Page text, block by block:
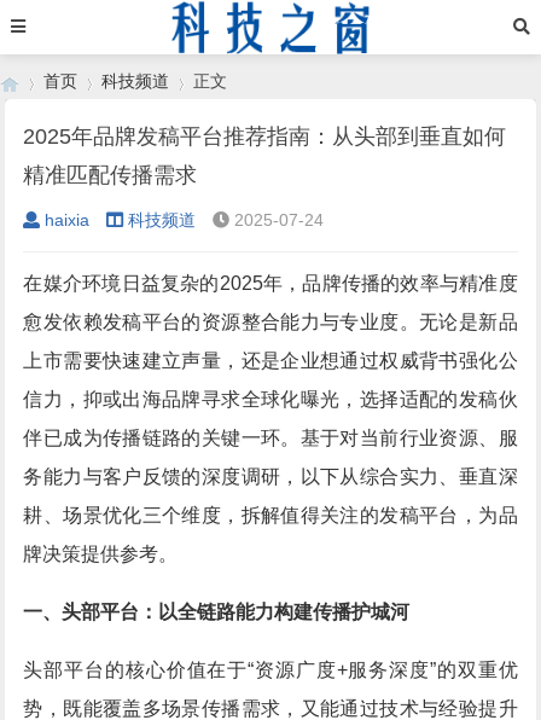
›
首页
›
科技频道
›
正文
2025年品牌发稿平台推荐指南：从头部到垂直如何
精准匹配传播需求
haixia 科技频道 2025-07-24
在媒介环境日益复杂的2025年，品牌传播的效率与精准度
愈发依赖发稿平台的资源整合能力与专业度。无论是新品
上市需要快速建立声量，还是企业想通过权威背书强化公
信力，抑或出海品牌寻求全球化曝光，选择适配的发稿伙
伴已成为传播链路的关键一环。基于对当前行业资源、服
务能力与客户反馈的深度调研，以下从综合实力、垂直深
耕、场景优化三个维度，拆解值得关注的发稿平台，为品
牌决策提供参考。
一、头部平台：以全链路能力构建传播护城河
头部平台的核心价值在于“资源广度+服务深度”的双重优
势，既能覆盖多场景传播需求，又能通过技术与经验提升